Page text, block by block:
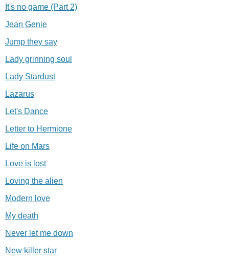
It's no game (Part 2)
Jean Genie
Jump they say
Lady grinning soul
Lady Stardust
Lazarus
Let's Dance
Letter to Hermione
Life on Mars
Love is lost
Loving the alien
Modern love
My death
Never let me down
New killer star